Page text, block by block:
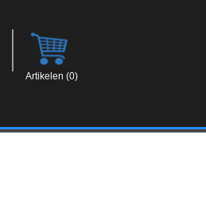
Artikelen (0)